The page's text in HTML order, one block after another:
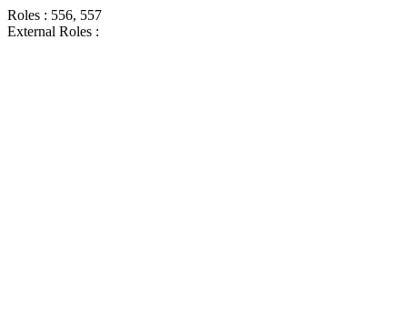
Roles : 556, 557
External Roles :